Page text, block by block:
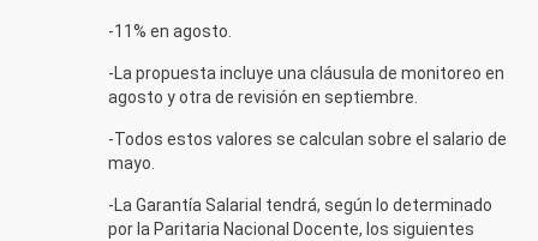
-11% en agosto.
-La propuesta incluye una cláusula de monitoreo en
agosto y otra de revisión en septiembre.
-Todos estos valores se calculan sobre el salario de
mayo.
-La Garantía Salarial tendrá, según lo determinado
por la Paritaria Nacional Docente, los siguientes